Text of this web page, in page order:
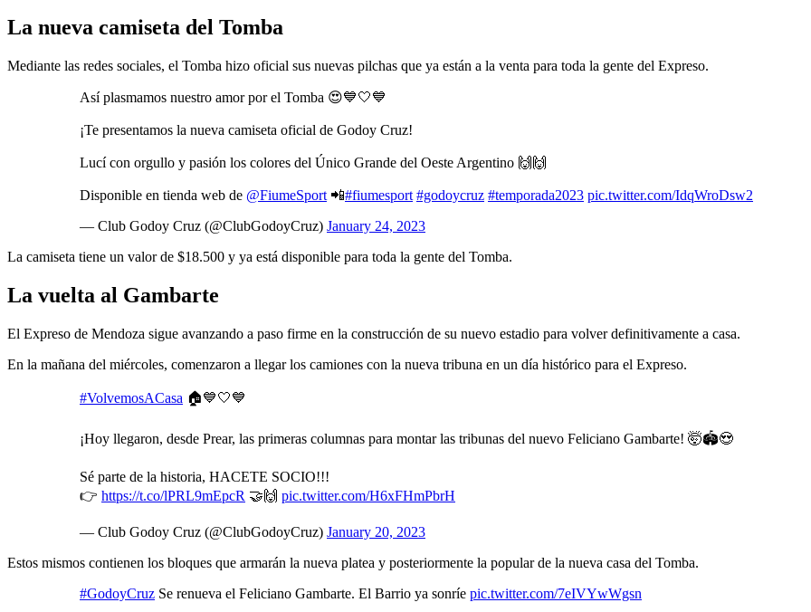
La nueva camiseta del Tomba
Mediante las redes sociales, el Tomba hizo oficial sus nuevas pilchas que ya están a la venta para toda la gente del Expreso.
Así plasmamos nuestro amor por el Tomba 😍💙🤍💙
¡Te presentamos la nueva camiseta oficial de Godoy Cruz!
Lucí con orgullo y pasión los colores del Único Grande del Oeste Argentino 🙌🙌
Disponible en tienda web de @FiumeSport 📲#fiumesport #godoycruz #temporada2023 pic.twitter.com/IdqWroDsw2
— Club Godoy Cruz (@ClubGodoyCruz) January 24, 2023
La camiseta tiene un valor de $18.500 y ya está disponible para toda la gente del Tomba.
La vuelta al Gambarte
El Expreso de Mendoza sigue avanzando a paso firme en la construcción de su nuevo estadio para volver definitivamente a casa.
En la mañana del miércoles, comenzaron a llegar los camiones con la nueva tribuna en un día histórico para el Expreso.
#VolvemosACasa 🏠💙🤍💙
¡Hoy llegaron, desde Prear, las primeras columnas para montar las tribunas del nuevo Feliciano Gambarte! 🤯🏟️😍
Sé parte de la historia, HACETE SOCIO!!!
👉 https://t.co/lPRL9mEpcR 🤝🙌 pic.twitter.com/H6xFHmPbrH
— Club Godoy Cruz (@ClubGodoyCruz) January 20, 2023
Estos mismos contienen los bloques que armarán la nueva platea y posteriormente la popular de la nueva casa del Tomba.
#GodoyCruz Se renueva el Feliciano Gambarte. El Barrio ya sonríe pic.twitter.com/7eIVYwWgsn